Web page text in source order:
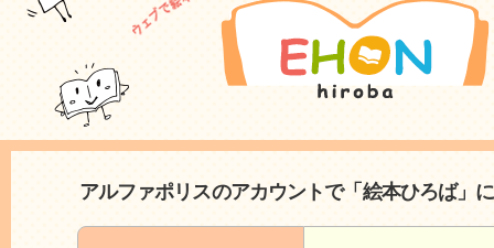
アルファポリスのアカウントで「絵本ひろば」